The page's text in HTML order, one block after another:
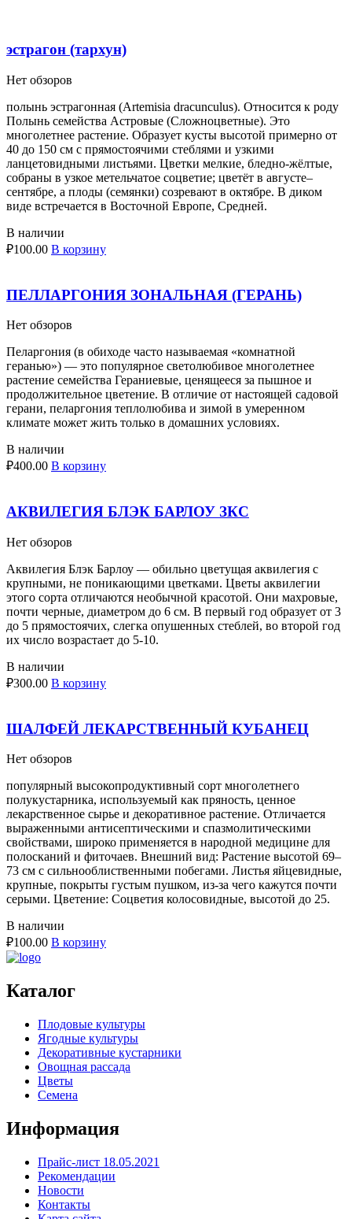
эстрагон (тархун)
Нет обзоров
полынь эстрагонная (Artemisia dracunculus). Относится к роду
Полынь семейства Астровые (Сложноцветные). Это
многолетнее растение. Образует кусты высотой примерно от
40 до 150 см с прямостоячими стеблями и узкими
ланцетовидными листьями. Цветки мелкие, бледно-жёлтые,
собраны в узкое метельчатое соцветие; цветёт в августе–
сентябре, а плоды (семянки) созревают в октябре. В диком
виде встречается в Восточной Европе, Средней.
В наличии
₽100.00 В корзину
ПЕЛЛАРГОНИЯ ЗОНАЛЬНАЯ (ГЕРАНЬ)
Нет обзоров
Пеларгония (в обиходе часто называемая «комнатной
геранью») — это популярное светолюбивое многолетнее
растение семейства Гераниевые, ценящееся за пышное и
продолжительное цветение. В отличие от настоящей садовой
герани, пеларгония теплолюбива и зимой в умеренном
климате может жить только в домашних условиях.
В наличии
₽400.00 В корзину
АКВИЛЕГИЯ БЛЭК БАРЛОУ ЗКС
Нет обзоров
Аквилегия Блэк Барлоу — обильно цветущая аквилегия с
крупными, не поникающими цветками. Цветы аквилегии
этого сорта отличаются необычной красотой. Они махровые,
почти черные, диаметром до 6 см. В первый год образует от 3
до 5 прямостоячих, слегка опушенных стеблей, во второй год
их число возрастает до 5-10.
В наличии
₽300.00 В корзину
ШАЛФЕЙ ЛЕКАРСТВЕННЫЙ КУБАНЕЦ
Нет обзоров
популярный высокопродуктивный сорт многолетнего
полукустарника, используемый как пряность, ценное
лекарственное сырье и декоративное растение. Отличается
выраженными антисептическими и спазмолитическими
свойствами, широко применяется в народной медицине для
полосканий и фиточаев. Внешний вид: Растение высотой 69–
73 см с сильнооблиственными побегами. Листья яйцевидные,
крупные, покрыты густым пушком, из-за чего кажутся почти
серыми. Цветение: Соцветия колосовидные, высотой до 25.
В наличии
₽100.00 В корзину
Каталог
Плодовые культуры
Ягодные культуры
Декоративные кустарники
Овощная рассада
Цветы
Семена
Информация
Прайс-лист 18.05.2021
Рекомендации
Новости
Контакты